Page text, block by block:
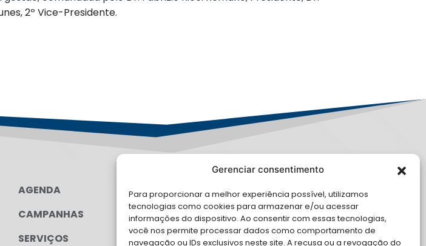
Gerenciar consentimento
Para proporcionar a melhor experiência possível, utilizamos
tecnologias como cookies para armazenar e/ou acessar
informações do dispositivo. Ao consentir com essas tecnologias,
você nos permite processar dados como comportamento de
navegação ou IDs exclusivos neste site. A recusa ou a revogação do
2º Vice-Presidente.
AGENDA
CAMPANHAS
SERVIÇOS
LGPD
FALE CONOSCO
Solicite Apoio Institucional da AMB